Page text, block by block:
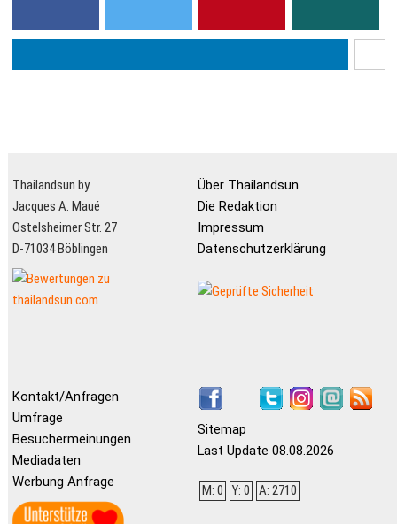
Thailandsun by
Jacques A. Maué
Ostelsheimer Str. 27
D-71034 Böblingen
Über Thailandsun
Die Redaktion
Impressum
Datenschutzerklärung
Kontakt/Anfragen
Umfrage
Besuchermeinungen
Mediadaten
Werbung Anfrage
Sitemap
Last Update 08.08.2026
M: 0 Y: 0 A: 2710